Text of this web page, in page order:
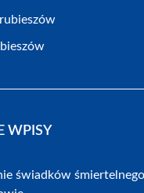
WPISY
świadków